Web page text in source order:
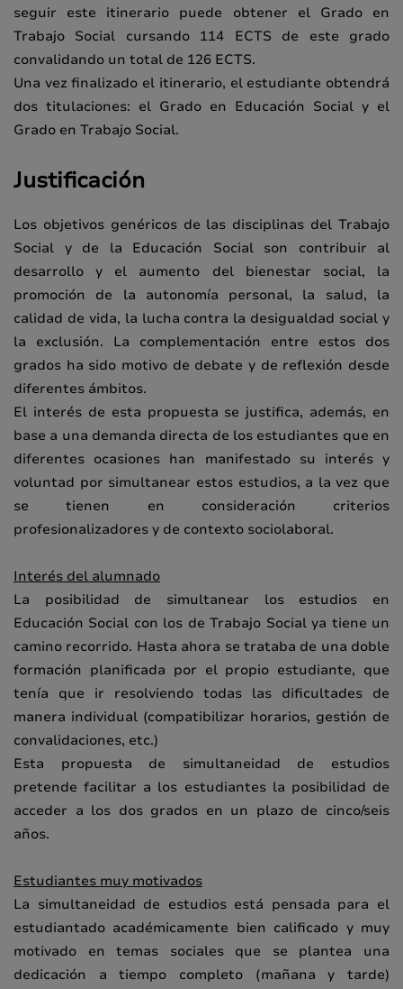
seguir este itinerario puede obtener el Grado en
Trabajo Social cursando 114 ECTS de este grado
convalidando un total de 126 ECTS.
Una vez finalizado el itinerario, el estudiante obtendrá
dos titulaciones: el Grado en Educación Social y el
Grado en Trabajo Social.
Justificación
Los objetivos genéricos de las disciplinas del Trabajo
Social y de la Educación Social son contribuir al
desarrollo y el aumento del bienestar social, la
promoción de la autonomía personal, la salud, la
calidad de vida, la lucha contra la desigualdad social y
la exclusión. La complementación entre estos dos
grados ha sido motivo de debate y de reflexión desde
diferentes ámbitos.
El interés de esta propuesta se justifica, además, en
base a una demanda directa de los estudiantes que en
diferentes ocasiones han manifestado su interés y
voluntad por simultanear estos estudios, a la vez que
se tienen en consideración criterios
profesionalizadores y de contexto sociolaboral.
Interés del alumnado
La posibilidad de simultanear los estudios en
Educación Social con los de Trabajo Social ya tiene un
camino recorrido. Hasta ahora se trataba de una doble
formación planificada por el propio estudiante, que
tenía que ir resolviendo todas las dificultades de
manera individual (compatibilizar horarios, gestión de
convalidaciones, etc.)
Esta propuesta de simultaneidad de estudios
pretende facilitar a los estudiantes la posibilidad de
acceder a los dos grados en un plazo de cinco/seis
años.
Estudiantes muy motivados
La simultaneidad de estudios está pensada para el
estudiantado académicamente bien calificado y muy
motivado en temas sociales que se plantea una
dedicación a tiempo completo (mañana y tarde)